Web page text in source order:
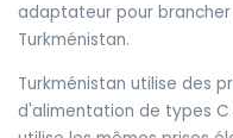
adaptateur pour
Turkménistan.
Turkménistan utilise des
d'alimentation de types C